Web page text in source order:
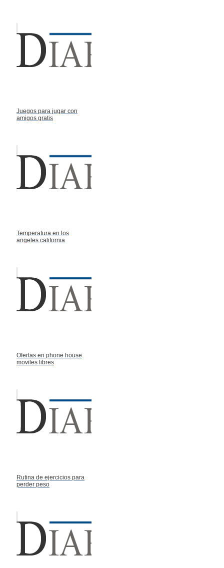
Juegos para jugar con
amigos gratis
Temperatura en los
angeles california
Ofertas en phone house
moviles libres
Rutina de ejercicios para
perder peso